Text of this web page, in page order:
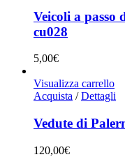
Veicoli a passo
cu028
5,00€
Visualizza carrello
Acquista / Dettagli
Vedute di
120,00€